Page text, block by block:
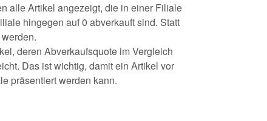
alle Artikel angezeigt, die in einer Filiale
hingegen auf 0 abverkauft sind. Statt
deren Abverkaufsquote im Vergleich
Das ist wichtig, damit ein Artikel vor
präsentiert werden kann.